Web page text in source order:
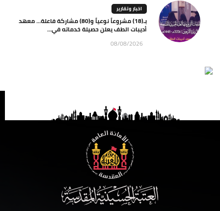
اخبار وتقارير
بـ(18) مشروعاً نوعياً و(80) مشاركة فاعلة… معهد
أديبات الطف يعلن حصيلة خدماته في...
08/08/2026